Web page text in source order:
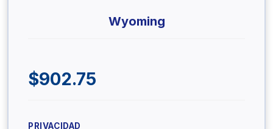
Wyoming
$902.75